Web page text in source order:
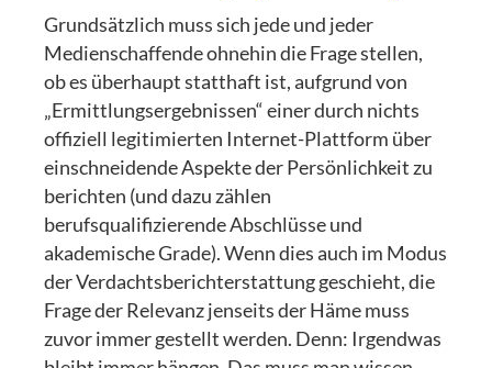
Grundsätzlich muss sich jede und jeder
Medienschaffende ohnehin die Frage stellen,
ob es überhaupt statthaft ist, aufgrund von
„Ermittlungsergebnissen“ einer durch nichts
offiziell legitimierten Internet-Plattform über
einschneidende Aspekte der Persönlichkeit zu
berichten (und dazu zählen
berufsqualifizierende Abschlüsse und
akademische Grade). Wenn dies auch im Modus
der Verdachtsberichterstattung geschieht, die
Frage der Relevanz jenseits der Häme muss
zuvor immer gestellt werden. Denn: Irgendwas